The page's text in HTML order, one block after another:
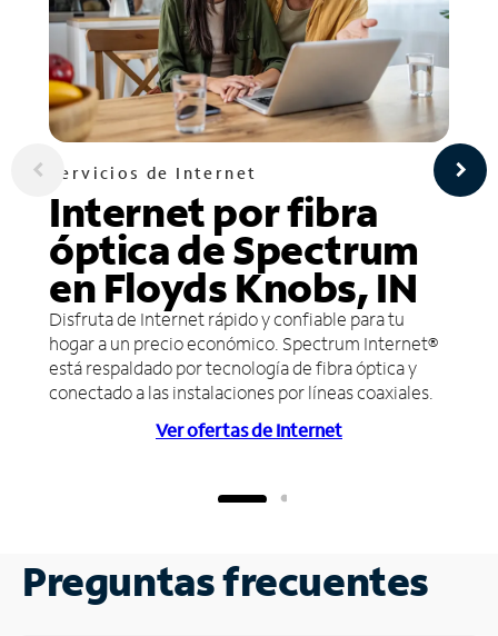
Servicios de Internet
Internet por fibra
óptica de Spectrum
en Floyds Knobs, IN
Disfruta de Internet rápido y confiable para tu
hogar a un precio económico. Spectrum Internet®
está respaldado por tecnología de fibra óptica y
conectado a las instalaciones por líneas coaxiales.
Ver ofertas de Internet
Preguntas frecuentes